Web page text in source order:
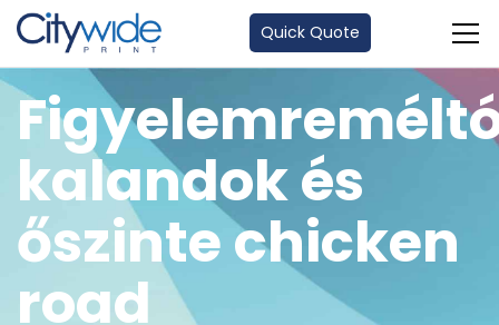
Quick Quote
kalandok és
őszinte chicken
road